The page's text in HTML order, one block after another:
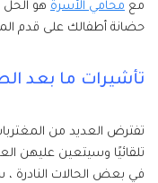
مع محامي الأسرة هو الحل
حضانة أطفالك على قدم
تأشيرات ما بعد
تفترض العديد من
تلقائيًا وسيتعين عليهن
في بعض الحالات النادرة